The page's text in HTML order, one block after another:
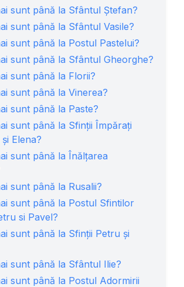
sunt până la Sfântul Ștefan?
sunt până la Sfântul Vasile?
sunt până la Postul Pastelui?
sunt până la Sfântul Gheorghe?
sunt până la Florii?
sunt până la Vinerea?
sunt până la Paste?
sunt până la Sfinții Împărați
Elena?
sunt până la Înălțarea
sunt până la Rusalii?
sunt până la Postul Sfintilor
si Pavel?
sunt până la Sfinții Petru și
sunt până la Sfântul Ilie?
sunt până la Postul Adormirii